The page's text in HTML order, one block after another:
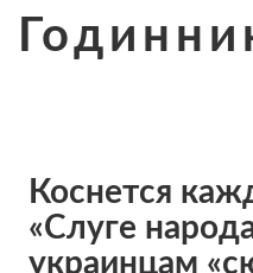
Коснется
«Слуге
украинцам